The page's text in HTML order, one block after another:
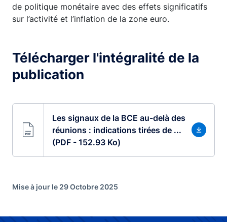
de politique monétaire avec des effets significatifs
sur l’activité et l’inflation de la zone euro.
Télécharger l'intégralité de la
publication
Les signaux de la BCE au-delà des
réunions : indications tirées de ...
(PDF - 152.93 Ko)
Mise à jour le 29 Octobre 2025